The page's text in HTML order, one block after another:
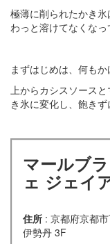
極薄に削られたかき
わっと溶けてなくなっ
まずはじめは、何も
上からカシスソース
き氷に変化し、飽きず
マールブ
ェ ジェイ
住所 : 京都府京都
伊勢丹 3F